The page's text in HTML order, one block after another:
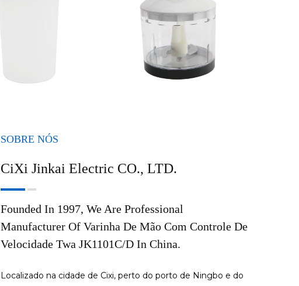
SOBRE NÓS
CiXi Jinkai Electric CO., LTD.
Founded In 1997, We Are Professional
Manufacturer Of Varinha De Mão Com Controle De
Velocidade Twa JK1101C/D In China.
Localizado na cidade de Cixi, perto do porto de Ningbo e do